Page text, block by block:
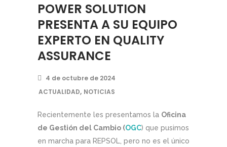
POWER SOLUTION
PRESENTA A SU EQUIPO
EXPERTO EN QUALITY
ASSURANCE
4 de octubre de 2024
ACTUALIDAD, NOTICIAS
Recientemente les presentamos la Oficina
de Gestión del Cambio (OGC) que pusimos
en marcha para REPSOL, pero no es el único